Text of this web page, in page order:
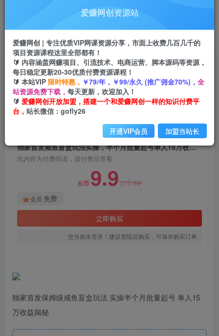
会员专属推广链接
首页 创业课程 VIP免费 正文
独家首发咸鱼盲盒玩法实操，半个月批量起号单人
15万收益揭秘
爱赚网创
2年前发布
关注 私信
独家首发咸鱼盲盒玩法实操，半个月批量起号单人15万收益揭秘
此内容为付费阅读，请付费后查看
云币 9.9云币99
会员 免费
立即购买
您当前未登录！建议登陆后购买，可保存购买订单
独家首发保姆级咸鱼盲盒玩法 实操半个月批量起号 单人15
万收益揭秘
爱赚网创资源站
爱赚网创 | 专注优质VIP网课资源分享，市面上收费几百几千的
项目资源课程这里全部都有！
🔰 内容涵盖网赚项目、引流技术、电商运营、脚本源码等资源，
每日稳定更新20-30优质付费资源课程！
🔰 本站VIP 限时特惠， ￥79/年，￥99/永久 (推广佣金70%)， 全
站资源免费下载， 每天更新，欢迎加入！
🔰 爱赚网创开放加盟，搭建一个和爱赚网创一样的知识付费平
台， 站长微信：gofly26
开通VIP会员 加盟当站长